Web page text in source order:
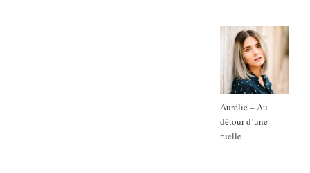
Aurélie – Au
détour d’une
ruelle